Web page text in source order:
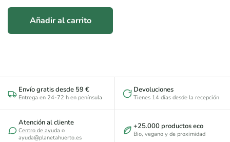
Añadir al carrito
Envío gratis desde 59 €
Entrega en 24-72 h en península
Devoluciones
Tienes 14 días desde la recepción
Atención al cliente
Centro de ayuda o
ayuda@planetahuerto.es
+25.000 productos eco
Bio, vegano y de proximidad